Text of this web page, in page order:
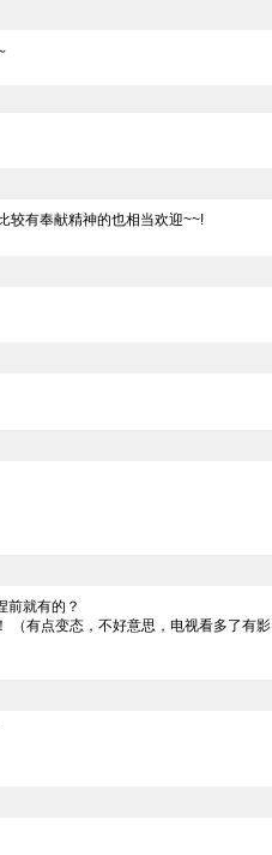
较有奉献精神的也相当欢迎~~!
前就有的？
（有点变态，不好意思，电视看多了有影